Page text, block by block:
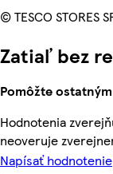
© TESCO STORES
Zatiaľ bez
Pomôžte
Hodnotenia
neoveruje
Napísať hodnotenie